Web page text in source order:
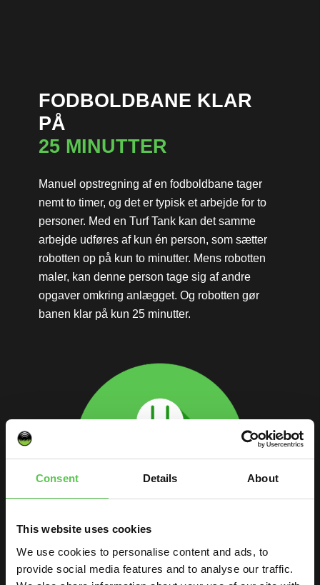
Consent Details About
This website uses cookies
We use cookies to personalise content and ads, to
provide social media features and to analyse our traffic.
FODBOLDBANE KLAR
PÅ
25 MINUTTER
Manuel opstregning af en fodboldbane tager
nemt to timer, og det er typisk et arbejde for to
personer. Med en Turf Tank kan det samme
arbejde udføres af kun én person, som sætter
robotten op på kun to minutter. Mens robotten
maler, kan denne person tage sig af andre
opgaver omkring anlægget. Og robotten gør
banen klar på kun 25 minutter.